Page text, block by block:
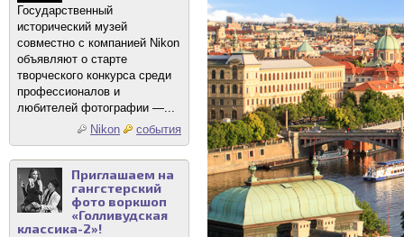
Государственный
исторический музей
совместно с компанией Nikon
объявляют о старте
творческого конкурса среди
профессионалов и
любителей фотографии —...
Nikon
события
Приглашаем на
гангстерский
фото воркшоп
«Голливудская
классика-2»!